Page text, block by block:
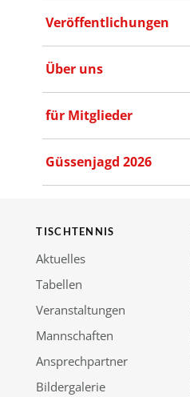
Veröffentlichungen
Über uns
für Mitglieder
Güssenjagd 2026
TISCHTENNIS
Aktuelles
Tabellen
Veranstaltungen
Mannschaften
Ansprechpartner
Bildergalerie